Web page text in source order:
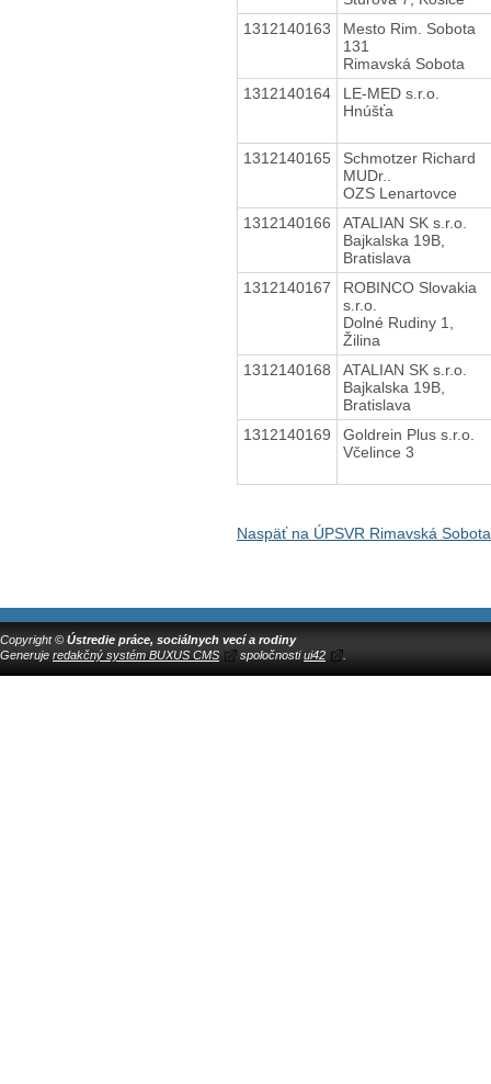
1312140163
Mesto Rim. Sobota
131
Rimavská Sobota
1312140164
LE-MED s.r.o.
Hnúšťa
1312140165
Schmotzer Richard
MUDr..
OZS Lenartovce
1312140166
ATALIAN SK s.r.o.
Bajkalska 19B,
Bratislava
1312140167
ROBINCO Slovakia
s.r.o.
Dolné Rudiny 1,
Žilina
1312140168
ATALIAN SK s.r.o.
Bajkalska 19B,
Bratislava
1312140169
Goldrein Plus s.r.o.
Včelince 3
Naspäť na ÚPSVR Rimavská Sobota
Copyright © Ústredie práce, sociálnych vecí a rodiny
Generuje redakčný systém BUXUS CMS spoločnostiui42